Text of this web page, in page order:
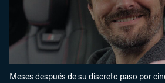
Meses después de su discreto paso por